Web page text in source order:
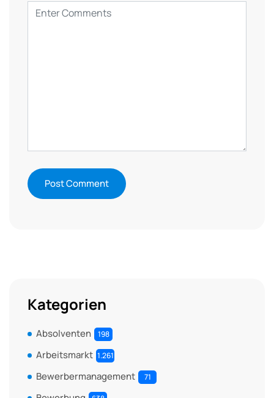
Kategorien
Absolventen 198
Arbeitsmarkt 1.261
Bewerbermanagement 71